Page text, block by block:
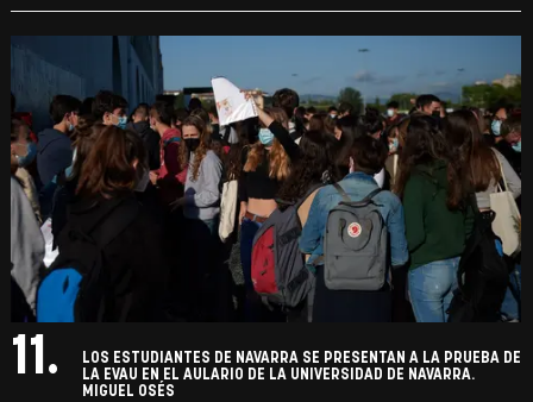
11.
LOS ESTUDIANTES DE NAVARRA SE PRESENTAN A LA PRUEBA DE
LA EVAU EN EL AULARIO DE LA UNIVERSIDAD DE NAVARRA.
MIGUEL OSÉS